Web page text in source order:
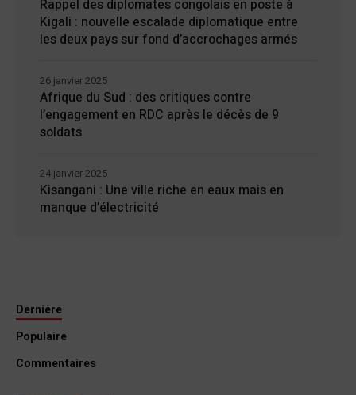
Rappel des diplomates congolais en poste à
Kigali : nouvelle escalade diplomatique entre
les deux pays sur fond d’accrochages armés
Afrique du Sud : des critiques contre
l’engagement en RDC après le décès de 9
soldats
26 janvier 2025
Kisangani : Une ville riche en eaux mais en
manque d’électricité
24 janvier 2025
Dernière
Populaire
Commentaires